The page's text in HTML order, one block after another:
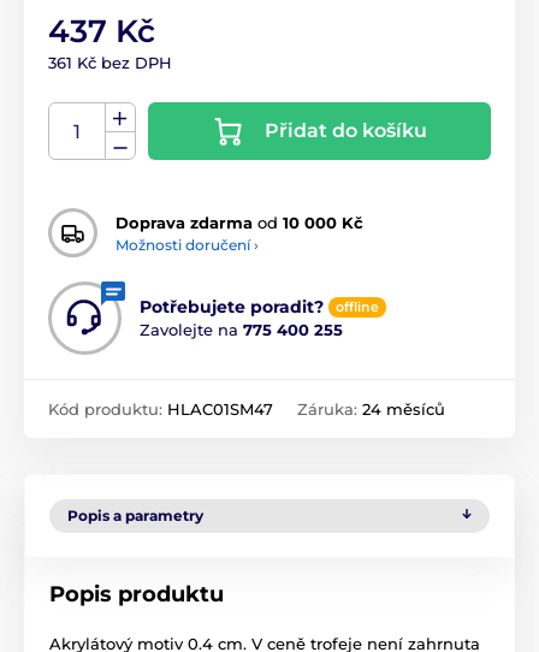
437 Kč
361 Kč bez DPH
Přidat do košíku
Doprava zdarma od 10 000 Kč
Možnosti doručení ›
Potřebujete poradit? offline
Zavolejte na 775 400 255
Kód produktu: HLAC01SM47 Záruka: 24 měsíců
Popis a parametry
Popis produktu
Akrylátový motiv 0.4 cm. V ceně trofeje není zahrnuta